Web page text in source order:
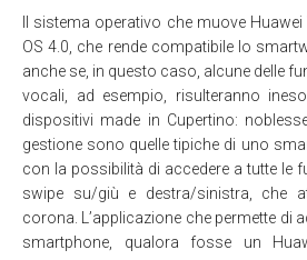
Il sistema operativo che muove
OS 4.0, che rende compatibile lo
anche se, in questo caso, alcune delle
vocali, ad esempio, risulteranno
dispositivi made in Cupertino:
gestione sono quelle tipiche di uno
con la possibilità di accedere a tutte le
swipe su/giù e destra/sinistra, che
corona. L’applicazione che permette di
smartphone, qualora fosse un